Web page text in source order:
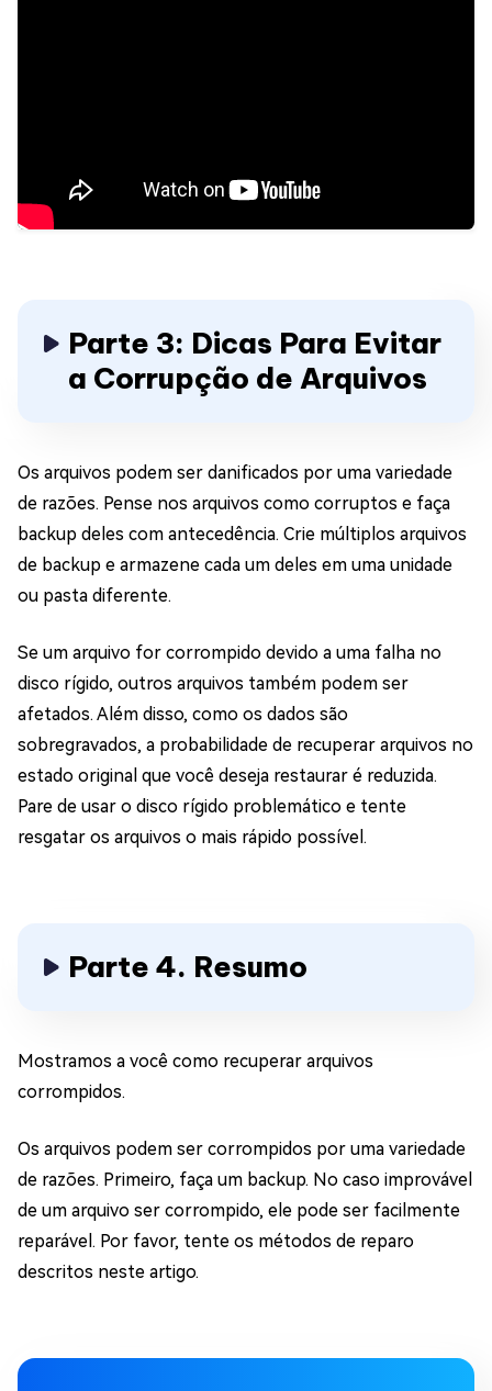
Parte 3: Dicas Para Evitar
a Corrupção de Arquivos
Os arquivos podem ser danificados por uma variedade
de razões. Pense nos arquivos como corruptos e faça
backup deles com antecedência. Crie múltiplos arquivos
de backup e armazene cada um deles em uma unidade
ou pasta diferente.
Se um arquivo for corrompido devido a uma falha no
disco rígido, outros arquivos também podem ser
afetados. Além disso, como os dados são
sobregravados, a probabilidade de recuperar arquivos no
estado original que você deseja restaurar é reduzida.
Pare de usar o disco rígido problemático e tente
resgatar os arquivos o mais rápido possível.
Parte 4. Resumo
Mostramos a você como recuperar arquivos
corrompidos.
Os arquivos podem ser corrompidos por uma variedade
de razões. Primeiro, faça um backup. No caso improvável
de um arquivo ser corrompido, ele pode ser facilmente
reparável. Por favor, tente os métodos de reparo
descritos neste artigo.